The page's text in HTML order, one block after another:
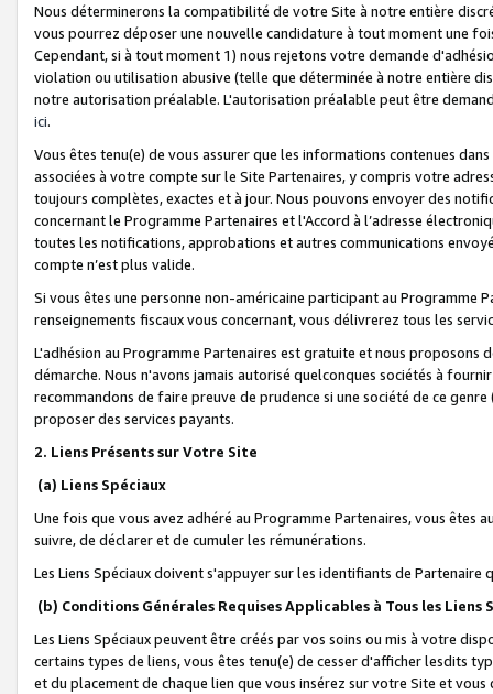
Nous déterminerons la compatibilité de votre Site à notre entière
vous pourrez déposer une nouvelle candidature à tout moment une
Cependant, si à tout moment 1) nous rejetons votre demande
violation ou utilisation abusive (telle que déterminée à notre entière
notre autorisation préalable. L'autorisation préalable peut être
ici.
Vous êtes tenu(e) de vous assurer que les informations contenues
associées à votre compte sur le Site Partenaires, y compris votre
toujours complètes, exactes et à jour. Nous pouvons envoyer des
concernant le Programme Partenaires et l'Accord à l’adresse
toutes les notifications, approbations et autres communications
compte n’est plus valide.
Si vous êtes une personne non-américaine participant au
renseignements fiscaux vous concernant, vous délivrerez tous les
L'adhésion au Programme Partenaires est gratuite et nous proposons
démarche. Nous n'avons jamais autorisé quelconques sociétés à
recommandons de faire preuve de prudence si une société de ce
proposer des services payants.
2. Liens Présents sur Votre Site
(a) Liens Spéciaux
Une fois que vous avez adhéré au Programme Partenaires, vous êtes
suivre, de déclarer et de cumuler les rémunérations.
Les Liens Spéciaux doivent s'appuyer sur les identifiants de Partenaire
(b) Conditions Générales Requises Applicables à Tous les Liens
Les Liens Spéciaux peuvent être créés par vos soins ou mis à votre
certains types de liens, vous êtes tenu(e) de cesser d'afficher lesdits
et du placement de chaque lien que vous insérez sur votre Site et